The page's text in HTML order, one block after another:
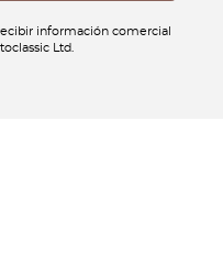
información comercial
Ltd.